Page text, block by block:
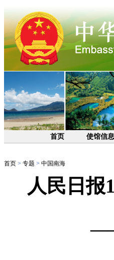
首页 使馆信息
首页 > 专题 > 中国南海
人民日报